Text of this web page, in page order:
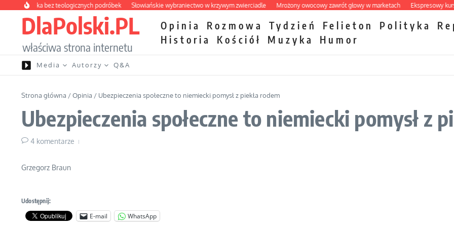
Przejdź do treści
apteczka bez teologicznych podróbek Słowiańskie wybraniectwo w krzywym zwierciadle Mrożony owocowy zawrót głowy w marketach Ekspresowy kurs
DlaPolski.PL
właściwa strona internetu
Opinia Rozmowa Tydzień Felieton Polityka
Historia
Kościół Muzyka Humor
Media Autorzy Q&A
Strona główna /Opinia / Ubezpieczenia społeczne to niemiecki pomysł z piekła rodem
Ubezpieczenia społeczne to niemiecki pomysł z
4 komentarze
Grzegorz Braun
Udostępnij:
E-mail WhatsApp